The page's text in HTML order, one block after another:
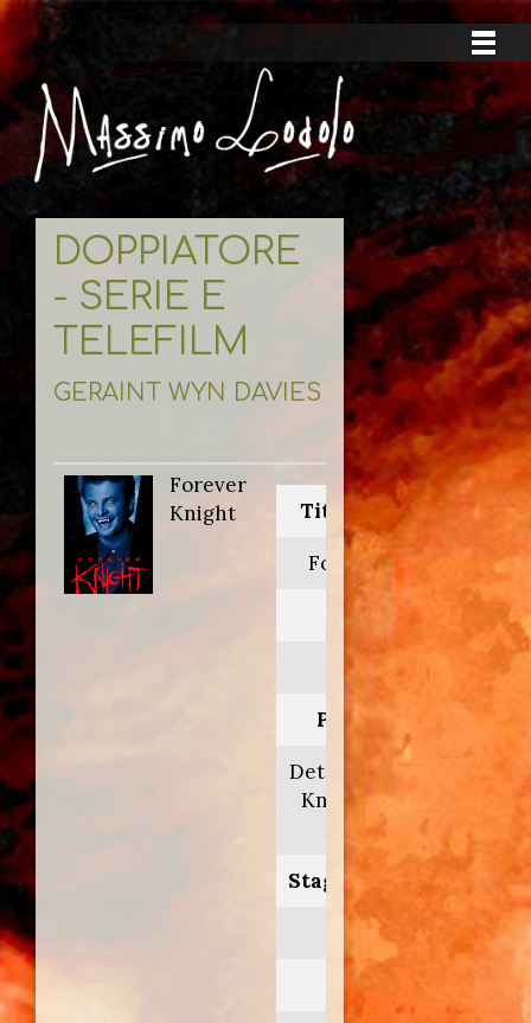
DOPPIATORE
- SERIE E
TELEFILM
GERAINT WYN DAVIES
Forever
Knight
Titolo originale:
Forever Knight
Anno:
1992>1996
Personaggio:
Det. Nicholas 'Nick'
Knight/Nicholas
De Brabant
Stagione.Episodio:
1/2/3
Regia di: